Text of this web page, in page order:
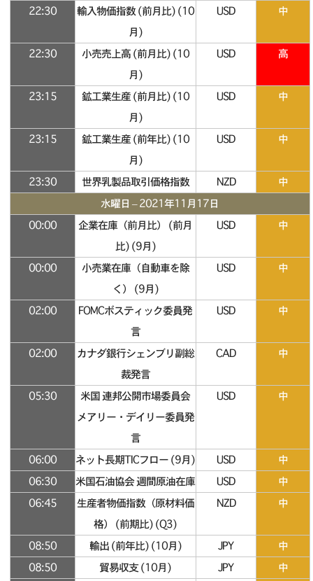
22:30
輸入物価指数 (前月比) (10
月)
USD 中
22:30
小売売上高 (前月比) (10
月)
USD 高
23:15
鉱工業生産 (前月比) (10
月)
USD 中
23:15
鉱工業生産 (前年比) (10
月)
USD 中
23:30 世界乳製品取引価格指数 NZD
中
水曜日 – 2021年11月17日
00:00
企業在庫（前月比） (前月
比) (9月)
USD 中
00:00
小売業在庫（自動車を除
く） (9月)
USD 中
02:00
FOMCボスティック委員発
言
USD 中
02:00
カナダ銀行シェンブリ副総
裁発言
CAD 中
05:30
米国 連邦公開市場委員会
メアリー・デイリー委員発
言
USD 中
06:00 ネット長期TICフロー (9月) USD
中
06:30
米国石油協会 週間原油在庫 USD
中
06:45
生産者物価指数（原材料価
格） (前期比) (Q3)
NZD 中
08:50 輸出 (前年比) (10月) JPY
中
08:50
貿易収支 (10月) JPY
中